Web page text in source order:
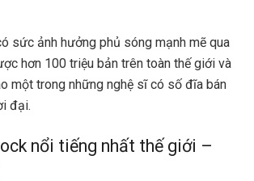
sức ảnh hưởng phủ sóng mạnh mẽ qua
hơn 100 triệu bản trên toàn thế giới và
một trong những nghệ sĩ có số đĩa bán
đại.
nổi tiếng nhất thế giới –